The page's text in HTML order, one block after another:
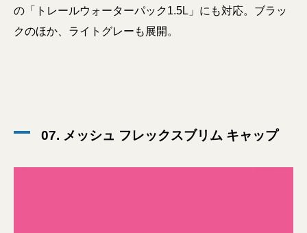
の「トレールウォーターパック1.5L」にも対応。ブラッ
クのほか、ライトグレーも展開。
07. メッシュ フレックスブリム キャップ